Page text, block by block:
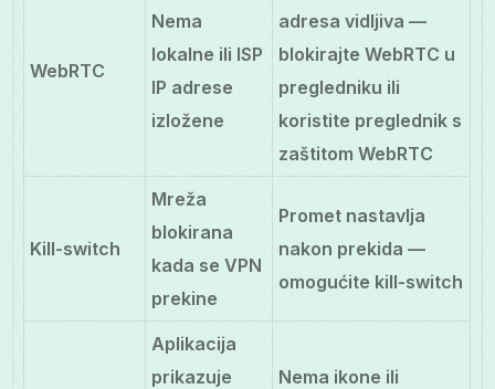
WebRTC
Nema
lokalne ili ISP
IP adrese
izložene
adresa vidljiva —
blokirajte WebRTC u
pregledniku ili
koristite preglednik s
zaštitom WebRTC
Kill-switch
Mreža
blokirana
kada se VPN
prekine
Promet nastavlja
nakon prekida —
omogućite kill-switch
Aplikacija
prikazuje
Nema ikone ili